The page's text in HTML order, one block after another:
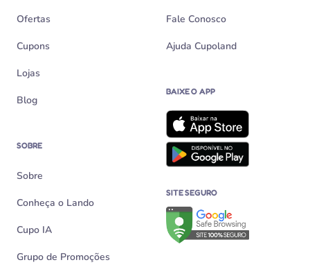
Ofertas
Cupons
Lojas
Blog
SOBRE
Sobre
Conheça o Lando
Cupo IA
Grupo de Promoções
Fale Conosco
Ajuda Cupoland
BAIXE O APP
SITE SEGURO
Verificação de site seguro